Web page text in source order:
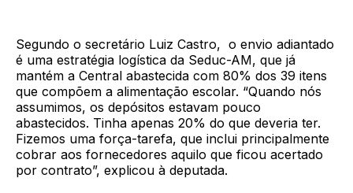
Segundo o secretário Luiz Castro, o envio adiantado
é uma estratégia logística da Seduc-AM, que já
mantém a Central abastecida com 80% dos 39 itens
que compõem a alimentação escolar. “Quando nós
assumimos, os depósitos estavam pouco
abastecidos. Tinha apenas 20% do que deveria ter.
Fizemos uma força-tarefa, que inclui principalmente
cobrar aos fornecedores aquilo que ficou acertado
por contrato”, explicou à deputada.